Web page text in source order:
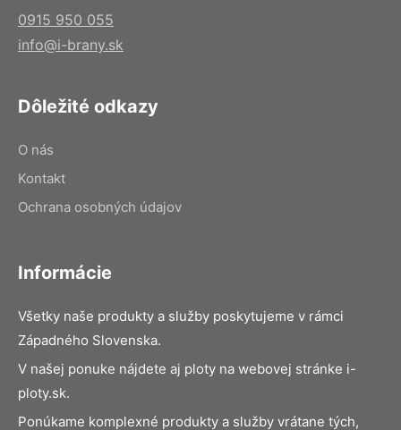
0915 950 055
info@i-brany.sk
Dôležité odkazy
O nás
Kontakt
Ochrana osobných údajov
Informácie
Všetky naše produkty a služby poskytujeme v rámci
Západného Slovenska.
V našej ponuke nájdete aj ploty na webovej stránke i-
ploty.sk.
Ponúkame komplexné produkty a služby vrátane tých,